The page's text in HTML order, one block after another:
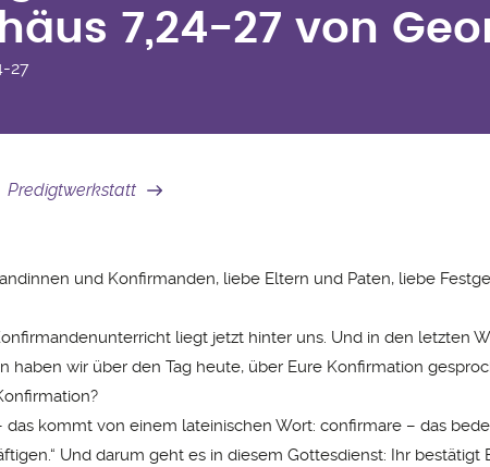
7,24-27 von
27
Predigtwerkstatt
und Konfirmanden, liebe Eltern und Paten, liebe
liegt jetzt hinter uns. Und in den letzten
haben wir über den Tag heute, über Eure Konfirmation
das kommt von einem lateinischen Wort: confirmare – das
Und darum geht es in diesem Gottesdienst: Ihr bestätigt